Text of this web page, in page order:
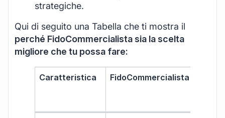
strategiche.
Qui di seguito una Tabella che ti mostra il
perché FidoCommercialista sia la scelta
migliore che tu possa fare:
Caratteristica FidoCommercialista